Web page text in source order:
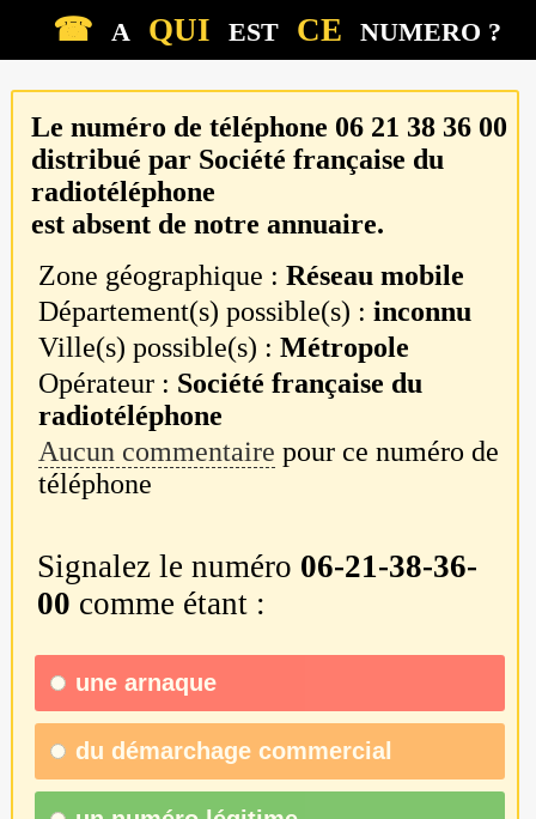
☎ A QUI EST CE NUMERO ?
Le numéro de téléphone 06 21 38 36 00
distribué par Société française du
radiotéléphone
est absent de notre annuaire.
Zone géographique :Réseau mobile
Département(s) possible(s) :inconnu
Ville(s) possible(s) :Métropole
Opérateur : Société française du
radiotéléphone
Aucun commentaire pour ce numéro de
téléphone
Signalez le numéro 06-21-38-36-
00 comme étant :
une arnaque
du démarchage commercial